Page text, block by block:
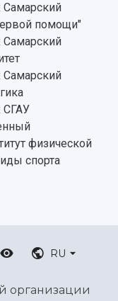
помощи"
СГАУ
физической
спорта
RU
организации